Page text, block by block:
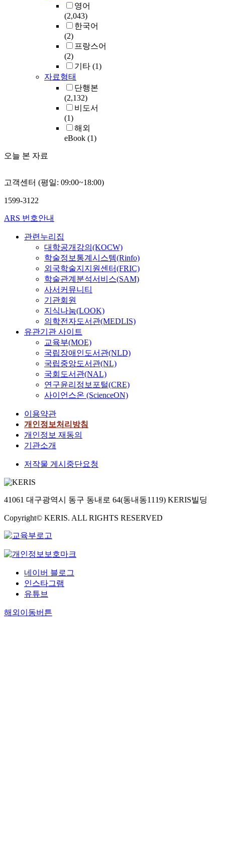
영어
(2,043)
한국어
(2)
프랑스어
(2)
기타 (1)
자료형태
단행본
(2,132)
비도서
(1)
해외
eBook (1)
오늘 본 자료
고객센터 (평일: 09:00~18:00)
1599-3122
ARS 번호안내
관련누리집
대학공개강의(KOCW)
학술정보통계시스템(Rinfo)
외국학술지지원센터(FRIC)
학술관계분석서비스(SAM)
사서커뮤니티
기관회원
지식나눔(LOOK)
의학전자도서관(MEDLIS)
유관기관 사이트
교육부(MOE)
국립장애인도서관(NLD)
국립중앙도서관(NL)
국회도서관(NAL)
연구윤리정보포털(CRE)
사이언스온 (ScienceON)
이용약관
개인정보처리방침
개인정보 재동의
기관소개
저작물 게시중단요청
41061 대구광역시 동구 동내로 64(동내동1119) KERIS빌딩
Copyright© KERIS. ALL RIGHTS RESERVED
네이버 블로그
인스타그램
유튜브
해외이동버튼